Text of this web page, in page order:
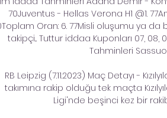
70Juventus - Hellas Verona H1 @1.
Oran: 6. 77Misli oluşumu ya
takipçi... Tuttur iddaa Kuponları 07, 08,
Tahminleri
RB Leipzig (7.11.2023) Maç Detayı -
takımına rakip olduğu tek maçta
Ligi'nde beşinci kez bir